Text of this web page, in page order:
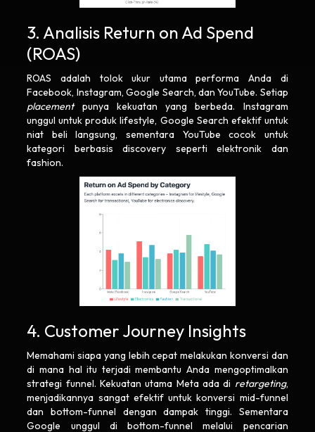
3. Analisis Return on Ad Spend
(ROAS)
ROAS adalah tolok ukur utama performa Anda di
Facebook, Instagram, Google Search, dan YouTube. Setiap
placementpunya kekuatan yang berbeda. Instagram
unggul untuk produk lifestyle, Google Search efektif untuk
niat beli langsung, sementara YouTube cocok untuk
kategori berbasis discovery seperti elektronik dan
fashion.
4. Customer Journey Insights
Memahami siapa yang lebih cepat melakukan konversi dan
di mana hal itu terjadi membantu Anda mengoptimalkan
strategi funnel. Kekuatan utama Meta ada di retargeting,
menjadikannya sangat efektif untuk konversi mid-funnel
dan bottom-funnel dengan dampak tinggi. Sementara
Google unggul di bottom-funnel melalui pencarian